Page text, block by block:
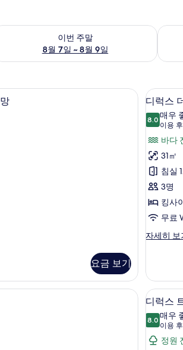
이번 주말
8월 7일 ~ 8월 9일
번 주말 예약 가능 여부 확인, 8월 7일 ~ 8월
다음
디럭스 더블룸, 정원 전망 | 미니바, 객실 내 금고,
요금 보기
디
럭
스
더
블
룸
사
진
모
두
6
디럭스
8.08.0점 만
매우
이용
(이
용
후
기
3
개)
바다
31㎡
침실
3명
킹사
무료
자세히 보
디
블
룸
자
세
히
기
빌라, 전용 수영장 | 객실에서 보이는 전망
디
럭
스
트
7
디럭스
8.08.0점 만
매우
이용
(이
용
정원